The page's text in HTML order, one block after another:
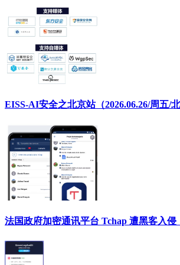
EISS-AI安全之北京站（2026.06.26/周五/北
法国政府加密通讯平台 Tchap 遭黑客入